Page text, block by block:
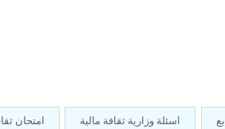
اسئلة وزارية ثقافة مالية امتحان